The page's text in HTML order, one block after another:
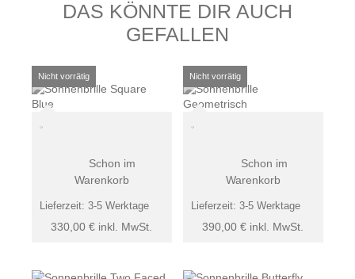
DAS KÖNNTE DIR AUCH
GEFALLEN
330,00 € inkl. MwSt.
Lieferzeit: 3-5 Werktage
Schon im
Warenkorb
390,00€ inkl. MwSt.
Lieferzeit:3-5 Werktage
Schon im
Warenkorb